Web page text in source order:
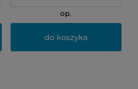
op.
do koszyka